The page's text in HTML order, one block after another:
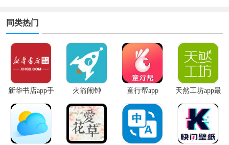
同类热门
新华书店app手
火箭闹钟 童行帮app
天然工坊app最